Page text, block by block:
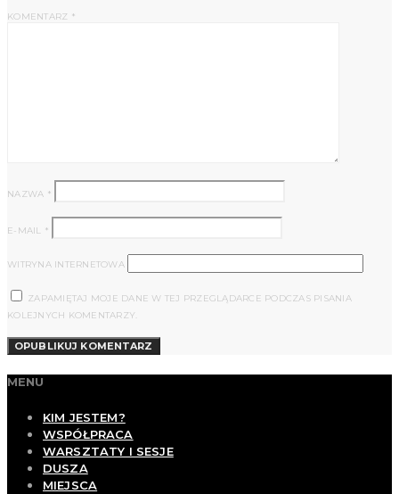
KOMENTARZ *
NAZWA *
E-MAIL *
WITRYNA INTERNETOWA
ZAPAMIĘTAJ MOJE DANE W TEJ PRZEGLĄDARCE PODCZAS PISANIA
KOLEJNYCH KOMENTARZY.
MENU
KIM JESTEM?
WSPÓŁPRACA
WARSZTATY I SESJE
DUSZA
MIEJSCA